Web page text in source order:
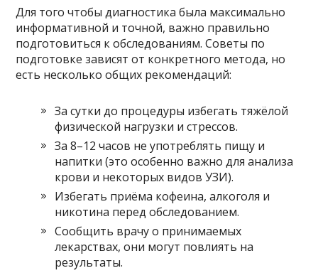
Для того чтобы диагностика была максимально
информативной и точной, важно правильно
подготовиться к обследованиям. Советы по
подготовке зависят от конкретного метода, но
есть несколько общих рекомендаций:
За сутки до процедуры избегать тяжёлой
физической нагрузки и стрессов.
За 8–12 часов не употреблять пищу и
напитки (это особенно важно для анализа
крови и некоторых видов УЗИ).
Избегать приёма кофеина, алкоголя и
никотина перед обследованием.
Сообщить врачу о принимаемых
лекарствах, они могут повлиять на
результаты.